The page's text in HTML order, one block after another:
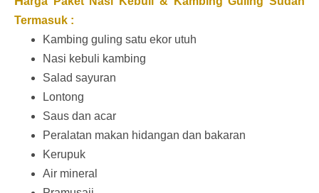
Termasuk :
Kambing guling satu ekor utuh
Nasi kebuli kambing
Salad sayuran
Lontong
Saus dan acar
Peralatan makan hidangan dan bakaran
Kerupuk
Air mineral